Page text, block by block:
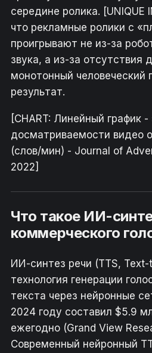
середине ролика. [UNIQUE
что рекламные ролики с
проигрывают не из-за
звука, а из-за отсутствия
монотонный человеческий
результат.
[CHART: Линейный график
досматриваемости видео
(слов/мин) - Journal of
2022]
Что такое ИИ-
коммерческого
ИИ-синтез речи (TTS,
технология генерации
текста через нейронные
2024 году составил $5.9
ежегодно (Grand View
Современный нейронный